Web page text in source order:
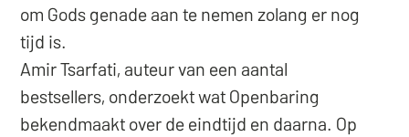
om Gods genade aan te nemen zolang er nog
tijd is.
Amir Tsarfati, auteur van een aantal
bestsellers, onderzoekt wat Openbaring
bekendmaakt over de eindtijd en daarna. Op